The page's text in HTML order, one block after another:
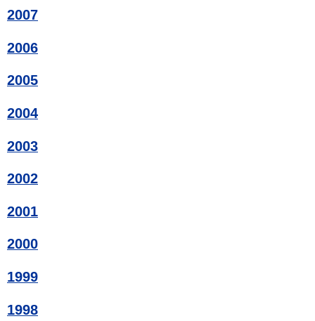
2007
2006
2005
2004
2003
2002
2001
2000
1999
1998